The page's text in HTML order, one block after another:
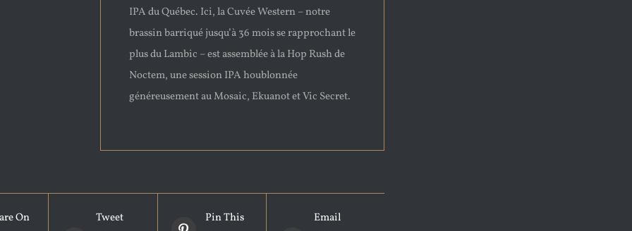
IPA du Québec. Ici, la Cuvée Western – notre
brassin barriqué jusqu’à 36 mois se rapprochant le
plus du Lambic – est assemblée à la Hop Rush de
Noctem, une session IPA houblonnée
généreusement au Mosaic, Ekuanot et Vic Secret.
On
Tweet
Pin This
Email